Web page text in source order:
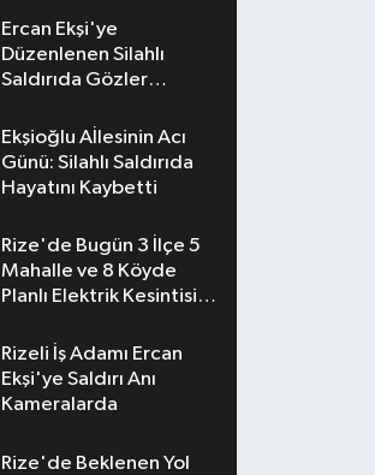
Ercan Ekşi'ye
Düzenlenen Silahlı
Saldırıda Gözler
Ekşioğlu Aİlesinin Acı
Günü: Silahlı Saldırıda
Hayatını Kaybetti
Rize'de Bugün 3 İlçe 5
Mahalle ve 8 Köyde
Planlı Elektrik Kesintisi
Rizeli İş Adamı Ercan
Ekşi'ye Saldırı Anı
Kameralarda
Rize'de Beklenen Yol